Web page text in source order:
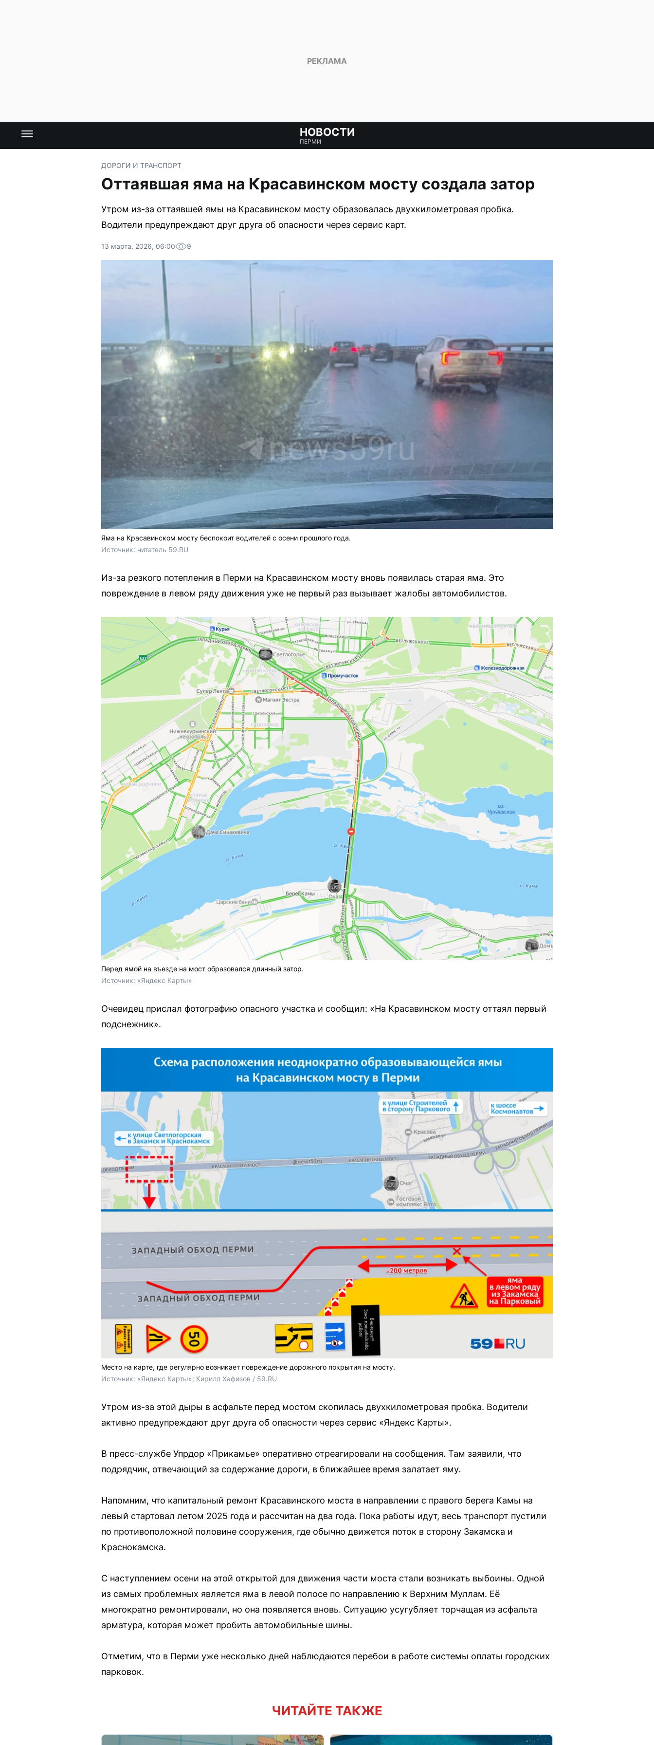
НОВОСТИ
ПЕРМИ
ДОРОГИ И ТРАНСПОРТ
Оттаявшая яма на Красавинском мосту создала затор
Утром из-за оттаявшей ямы на Красавинском мосту образовалась двухкилометровая пробка.
Водители предупреждают друг друга об опасности через сервис карт.
13 марта, 2026, 06:00 9
Яма на Красавинском мосту беспокоит водителей с осени прошлого года.
Источник: читатель 59.RU
Из-за резкого потепления в Перми на Красавинском мосту вновь появилась старая яма. Это
повреждение в левом ряду движения уже не первый раз вызывает жалобы автомобилистов.
Перед ямой на въезде на мост образовался длинный затор.
Источник: «Яндекс Карты»
Очевидец прислал фотографию опасного участка и сообщил: «На Красавинском мосту оттаял первый
подснежник».
Место на карте, где регулярно возникает повреждение дорожного покрытия на мосту.
Источник: «Яндекс Карты»; Кирилл Хафизов / 59.RU
Утром из-за этой дыры в асфальте перед мостом скопилась двухкилометровая пробка. Водители
активно предупреждают друг друга об опасности через сервис «Яндекс Карты».
В пресс-службе Упрдор «Прикамье» оперативно отреагировали на сообщения. Там заявили, что
подрядчик, отвечающий за содержание дороги, в ближайшее время залатает яму.
Напомним, что капитальный ремонт Красавинского моста в направлении с правого берега Камы на
левый стартовал летом 2025 года и рассчитан на два года. Пока работы идут, весь транспорт пустили
по противоположной половине сооружения, где обычно движется поток в сторону Закамска и
Краснокамска.
С наступлением осени на этой открытой для движения части моста стали возникать выбоины. Одной
из самых проблемных является яма в левой полосе по направлению к Верхним Муллам. Её
многократно ремонтировали, но она появляется вновь. Ситуацию усугубляет торчащая из асфальта
арматура, которая может пробить автомобильные шины.
Отметим, что в Перми уже несколько дней наблюдаются перебои в работе системы оплаты городских
парковок.
ЧИТАЙТЕ ТАКЖЕ